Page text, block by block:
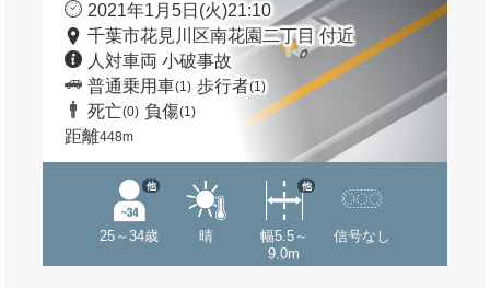
2021年1月5日(火)21:10
千葉市花見川区南花園二丁目 付近
人対車両 小破事故
普通乗用車(1) 歩行者(1)
死亡(0) 負傷(1)
距離448m
25～34歳
他
晴
幅5.5～
9.0m
他
信号なし